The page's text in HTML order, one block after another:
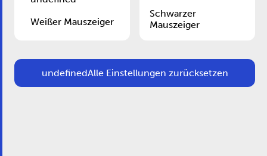
Weißer Mauszeiger
Schwarzer
Mauszeiger
undefinedAlle Einstellungen zurücksetzen
ordnungsgemäß funktioniert. Darüber hinaus benötigen